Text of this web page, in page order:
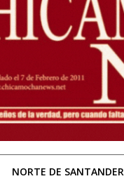
NORTE DE SANTANDER